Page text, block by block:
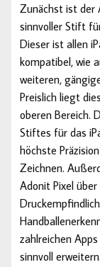
Zunächst ist der
sinnvoller Stift
Dieser ist allen
kompatibel, wie
weiteren,
Preislich liegt
oberen Bereich.
Stiftes für das
höchste
Zeichnen.
Adonit Pixel
zahlreichen
sinnvoll erweitern.